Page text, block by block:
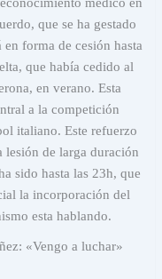
que se ha gestado
forma de cesión hasta
que había cedido al
en verano. Esta
a la competición
italiano. Este refuerzo
lesión de larga duración
sido hasta las 23h, que
la incorporación del
esta hablando.
«Vengo a luchar»